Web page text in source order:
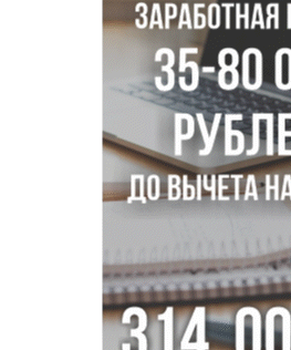
Новосибирском
ХК «Сибирь» подписал контракт с
Стэнли Евгением Кузнецовым